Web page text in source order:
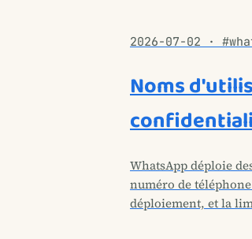
2026-07-02 ·
Noms
WhatsApp déploie
numéro de
déploiement, et la